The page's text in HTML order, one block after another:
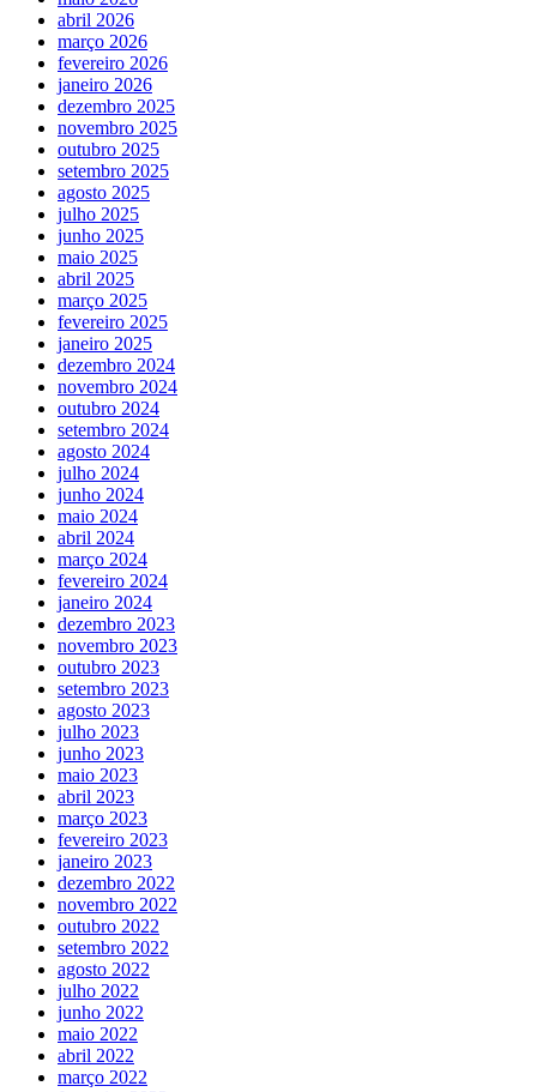
abril 2026
março 2026
fevereiro 2026
janeiro 2026
dezembro 2025
novembro 2025
outubro 2025
setembro 2025
agosto 2025
julho 2025
junho 2025
maio 2025
abril 2025
março 2025
fevereiro 2025
janeiro 2025
dezembro 2024
novembro 2024
outubro 2024
setembro 2024
agosto 2024
julho 2024
junho 2024
maio 2024
abril 2024
março 2024
fevereiro 2024
janeiro 2024
dezembro 2023
novembro 2023
outubro 2023
setembro 2023
agosto 2023
julho 2023
junho 2023
maio 2023
abril 2023
março 2023
fevereiro 2023
janeiro 2023
dezembro 2022
novembro 2022
outubro 2022
setembro 2022
agosto 2022
julho 2022
junho 2022
maio 2022
abril 2022
março 2022